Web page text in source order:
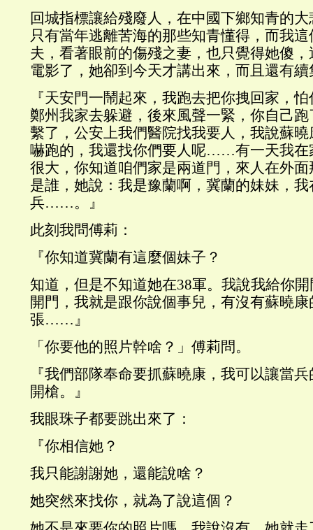
回城指標讓給殘廢人，在中國下鄉知青的
只有當年逃離苦海的那些知青懂得，而我
夫，看著眼前的傷殘之妻，也只覺得她傻
電影了，她卻到今天才講出來，而且還有續
『天安門一鬧起來，我跑去把你拽回家，
鄭州我家去躲避，後來風聲一緊，你自己
繫了，公安上我們醫院找我要人，我說蘇
嚇跑的，我還找你們要人呢……有一天我在
很大，你知道咱們家是兩道門，來人在外
是誰，她說：我是豫蘭啊，冀蘭的妹妹，
兵……。』
此刻我問傅莉：
『你知道冀蘭有這麼個妹子？
知道，但是不知道她在38軍。我說我給你
開門，我就是跟你說個事兒，有沒有蘇曉
張……』
「你要他的照片幹啥？」傅莉問。
『我們部隊奉命要抓蘇曉康，我可以讓當
開槍。』
我眼珠子都要跳出來了：
『你相信她？
我只能謝謝她，還能說啥？
她突然來找你，就為了說這個？